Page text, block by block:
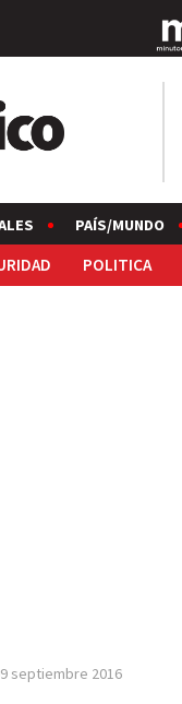
PAÍS/MUNDO
POLITICA
septiembre 2016